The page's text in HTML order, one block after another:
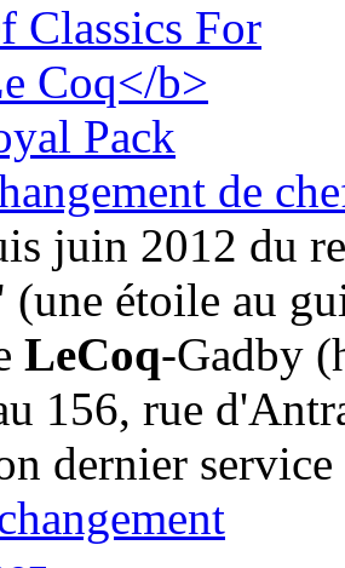
de
juin 2012 du
(une étoile au
LeCoq-Gadby
156, rue
dernier service